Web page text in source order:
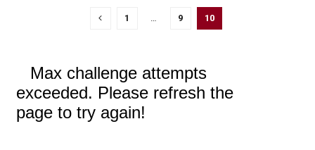
1 … 9 10